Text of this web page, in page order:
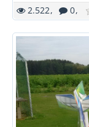
2.522 0